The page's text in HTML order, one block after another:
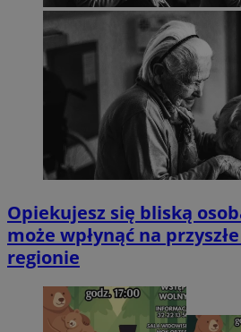
Opiekujesz się bliską
może wpłynąć na
regionie